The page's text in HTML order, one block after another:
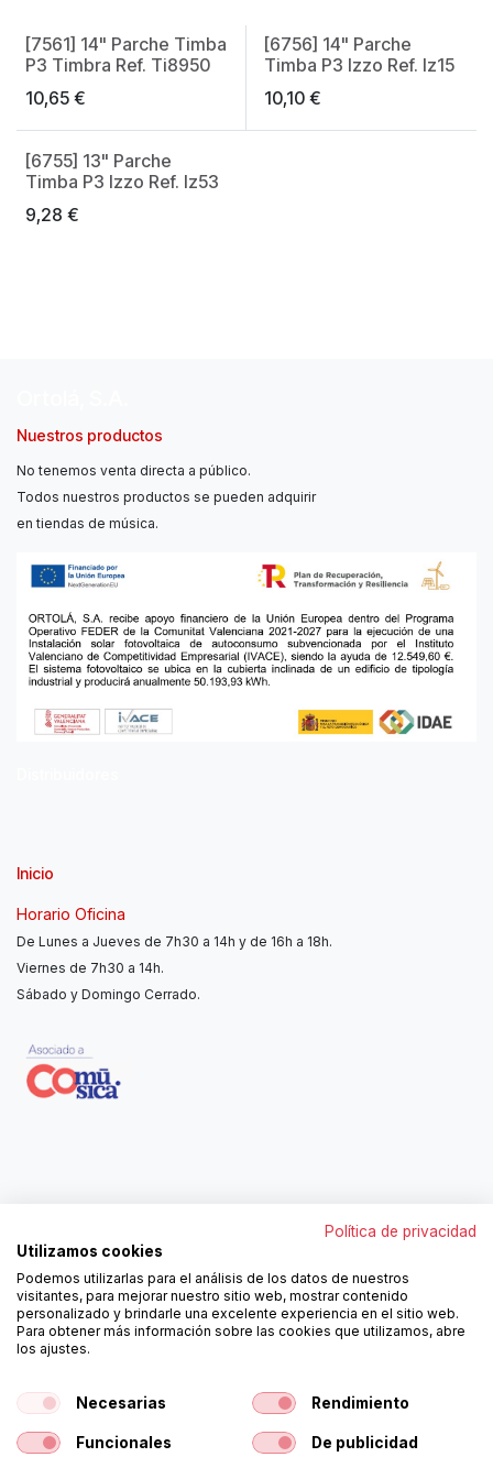
[7561] 14" Parche Timba
P3 Timbra Ref. Ti8950
10,65 €
[6756] 14" Parche
Timba P3 Izzo Ref. Iz15
10,10€
[6755] 13" Parche
Timba P3 Izzo Ref. Iz53
9,28 €
Nuestros productos
No tenemos venta directa a público.
Todos nuestros productos se pueden adquirir
en tiendas de música.
Inicio
Horario Oficina
De Lunes a Jueves de 7h30 a 14h y de 16h a 18h.
Viernes de 7h30 a 14h.
Sábado y Domingo Cerrado.
962250313
ortola@ortola-sa.es
Av. d'Albaida, s/n
46840 La Pobla del Duc (Valencia)
¡Síguenos!
Política de privacidad
Utilizamos cookies
Podemos utilizarlas para el análisis de los datos de nuestros
visitantes, para mejorar nuestro sitio web, mostrar contenido
personalizado y brindarle una excelente experiencia en el sitio web.
Para obtener más información sobre las cookies que utilizamos, abre
los ajustes.
Necesarias Rendimiento
Funcionales De publicidad